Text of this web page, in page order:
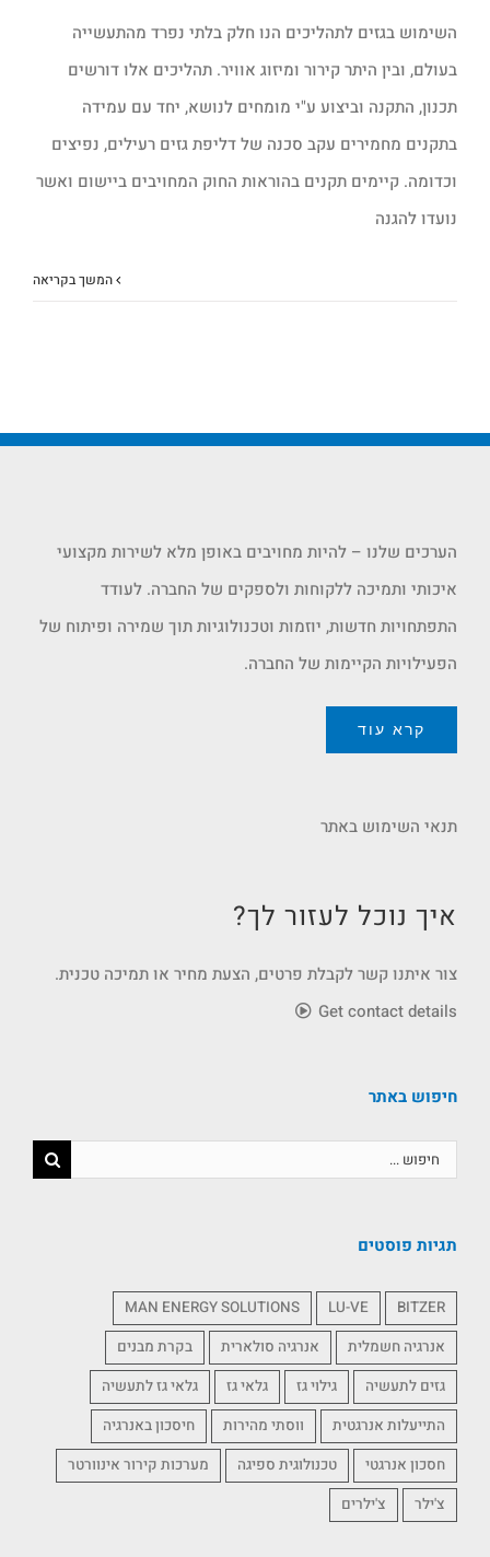
השימוש בגזים לתהליכים הנו חלק בלתי נפרד מהתעשייה
בעולם, ובין היתר קירור ומיזוג אוויר. תהליכים אלו דורשים
תכנון, התקנה וביצוע ע"י מומחים לנושא, יחד עם עמידה
בתקנים מחמירים עקב סכנה של דליפת גזים רעילים, נפיצים
וכדומה. קיימים תקנים בהוראות החוק המחויבים ביישום ואשר
נועדו להגנה
המשך בקריאה
הערכים שלנו – להיות מחויבים באופן מלא לשירות מקצועי
איכותי ותמיכה ללקוחות ולספקים של החברה. לעודד
התפתחויות חדשות, יוזמות וטכנולוגיות תוך שמירה ופיתוח של
הפעילויות הקיימות של החברה.
קרא עוד
תנאי השימוש באתר
איך נוכל לעזור לך?
צור איתנו קשר לקבלת פרטים, הצעת מחיר או תמיכה טכנית.
Get contact details
חיפוש באתר
תגיות פוסטים
BITZER
LU-VE
MAN ENERGY SOLUTIONS
אנרגיה חשמלית
אנרגיה סולארית
בקרת מבנים
גזים לתעשיה
גילוי גז גלאי גז
גלאי גז לתעשיה
התייעלות אנרגטית
ווסתי מהירות
חיסכון באנרגיה
חסכון אנרגטי
טכנולוגית ספיגה
מערכות קירור אינוורטר
צ'ילר
צ'ילרים